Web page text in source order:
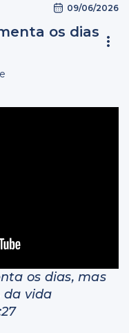
09/06/2026
os dias
os dias, mas
da vida